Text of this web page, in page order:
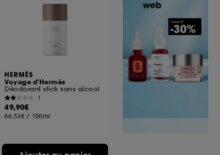
HERMÈS
Voyage d'Hermès
Déodorant stick sans alcool
1
49,90€
66,53€ / 100ml